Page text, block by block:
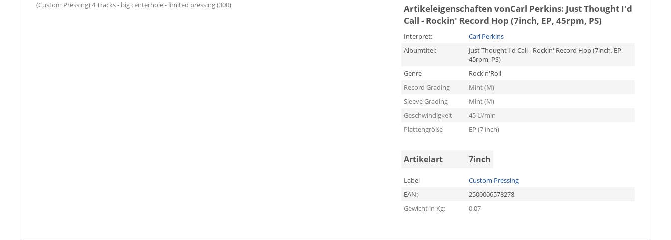
(Custom Pressing) 4 Tracks - big centerhole - limited pressing (300) Artikeleigenschaften vonCarl Perkins: Just Thought I'd
Call - Rockin' Record Hop (7inch, EP, 45rpm, PS)
Interpret:
Carl Perkins
Albumtitel:
Just Thought I'd Call - Rockin' Record Hop (7inch, EP,
45rpm, PS)
Genre
Rock'n'Roll
Record Grading
Mint (M)
Sleeve Grading
Mint (M)
Geschwindigkeit
45 U/min
Plattengröße
EP (7 inch)
Artikelart 7inch
Label
Custom Pressing
EAN:
2500006578278
Gewicht in Kg:
0.07